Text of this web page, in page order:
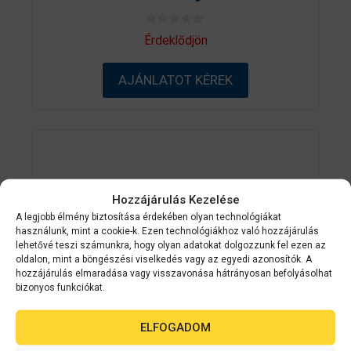
Hozzájárulás Kezelése
A legjobb élmény biztosítása érdekében olyan technológiákat
használunk, mint a cookie-k. Ezen technológiákhoz való hozzájárulás
lehetővé teszi számunkra, hogy olyan adatokat dolgozzunk fel ezen az
oldalon, mint a böngészési viselkedés vagy az egyedi azonosítók. A
hozzájárulás elmaradása vagy visszavonása hátrányosan befolyásolhat
bizonyos funkciókat.
ELFOGADOM
0
a
-
ő
Érdeklődjön
AJÁNLATOT KÉREK